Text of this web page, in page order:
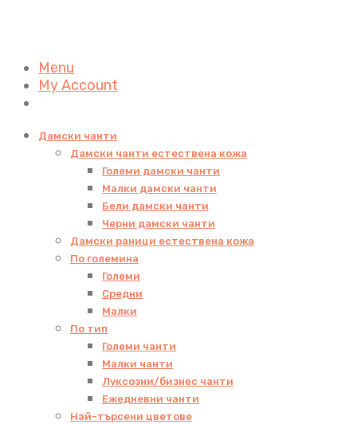
Menu
My Account
Дамски чанти
Дамски чанти естествена кожа
Големи дамски чанти
Малки дамски чанти
Бели дамски чанти
Черни дамски чанти
Дамски раници естествена кожа
По големина
Големи
Средни
Малки
По тип
Големи чанти
Малки чанти
Луксозни/бизнес чанти
Ежедневни чанти
Най-търсени цветове